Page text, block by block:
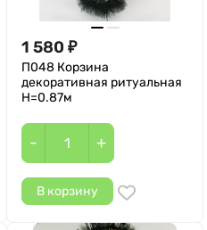
1 580 ₽
П048 Корзина
декоративная ритуальная
Н=0.87м
- +
В корзину